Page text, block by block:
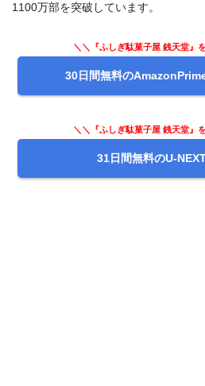
1100万部を突破しています。
＼＼『ふしぎ駄菓子屋 銭天堂』
30日間無料の
＼＼『ふしぎ駄菓子屋 銭天堂』
31日間無料のU-